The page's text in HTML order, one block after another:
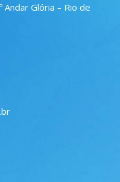
Andar Glória – Rio de